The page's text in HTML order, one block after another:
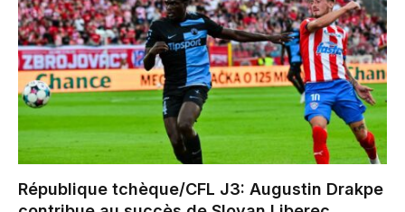
République tchèque/CFL J3: Augustin Drakpe